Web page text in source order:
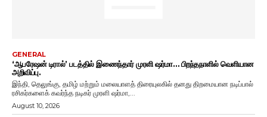
GENERAL
‘ஆபரேஷன் டிரால்’ படத்தில் இணைந்தார் முரளி ஷர்மா… பிறந்தநாளில் வெளியான
அறிவிப்பு.
இந்தி, தெலுங்கு, தமிழ் மற்றும் மலையாளத் திரையுலகில் தனது திறமையான நடிப்பால்
ரசிகர்களைக் கவர்ந்த நடிகர் முரளி ஷர்மா,...
August 10, 2026